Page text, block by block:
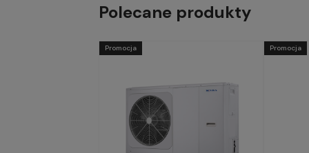
Polecane produkty
Promocja Promocja